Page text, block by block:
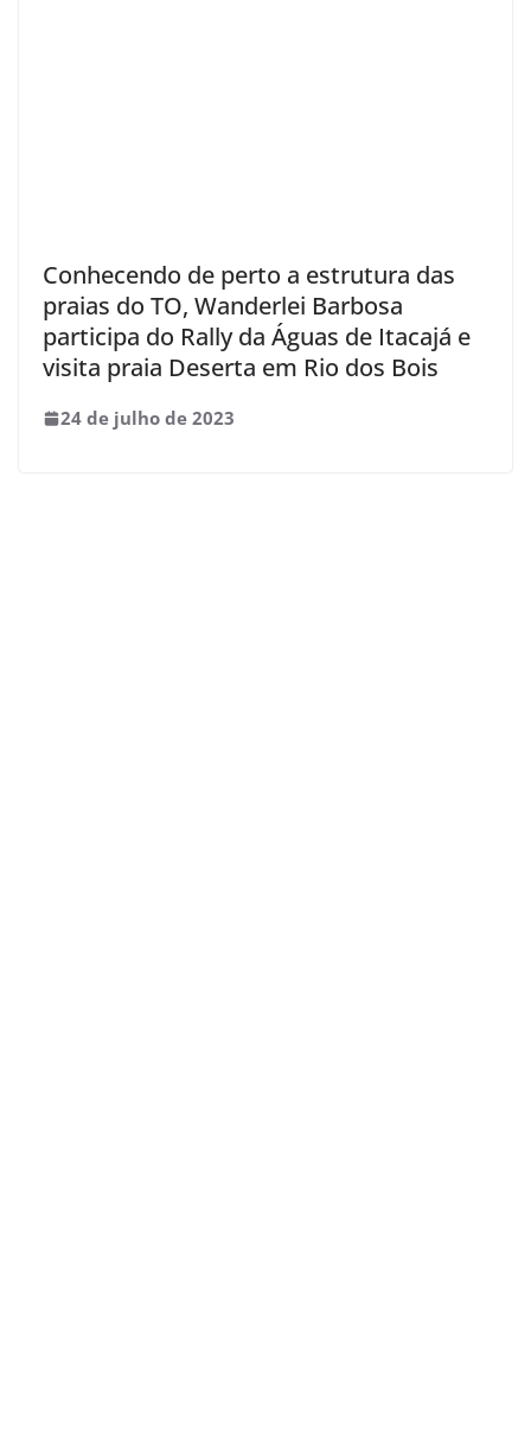
Conhecendo de perto a estrutura das
praias do TO, Wanderlei Barbosa
participa do Rally da Águas de Itacajá e
visita praia Deserta em Rio dos Bois
24 de julho de 2023